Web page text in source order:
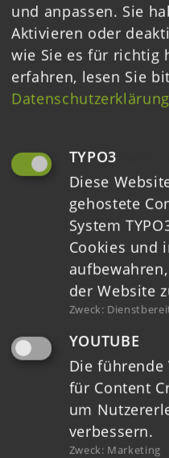
Login
und anpassen. Sie
Aktivieren oder
wie Sie es für richtig
erfahren, lesen Sie
Datenschutzerklärung
TYPO3
Diese
gehostete
System
Cookies und
der Website
Zweck:
YOUTUBE
Die führende
für Content
um
verbessern.
Zweck: Marketing